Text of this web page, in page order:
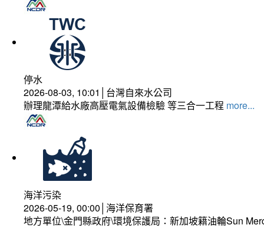
停水
2026-08-03, 10:01│台灣自來水公司
辦理龍潭給水廠高壓電氣設備檢驗 等三合一工程 more...
海洋污染
2026-05-19, 00:00│海洋保育署
地方單位\金門縣政府\環境保護局：新加坡籍油輪Sun